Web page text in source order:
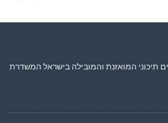
תיכוני המואזנת והמובילה בישראל המשדרת